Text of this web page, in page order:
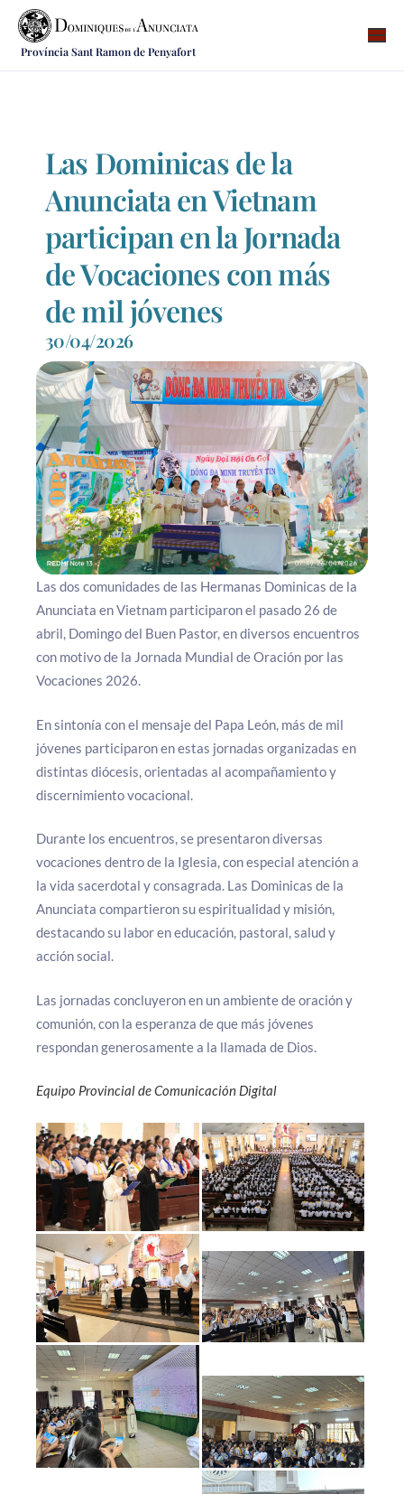
Província Sant Ramon de Penyafort
Qui som
Vocacions
Notícies
Recursos
Contacte
Las Dominicas de la
Anunciata en Vietnam
participan en la Jornada
de Vocaciones con más
de mil jóvenes
30/04/2026
Las dos comunidades de las Hermanas Dominicas de la
Anunciata en Vietnam participaron el pasado 26 de
abril, Domingo del Buen Pastor, en diversos encuentros
con motivo de la Jornada Mundial de Oración por las
Vocaciones 2026.
En sintonía con el mensaje del Papa León, más de mil
jóvenes participaron en estas jornadas organizadas en
distintas diócesis, orientadas al acompañamiento y
discernimiento vocacional.
Durante los encuentros, se presentaron diversas
vocaciones dentro de la Iglesia, con especial atención a
la vida sacerdotal y consagrada. Las Dominicas de la
Anunciata compartieron su espiritualidad y misión,
destacando su labor en educación, pastoral, salud y
acción social.
Las jornadas concluyeron en un ambiente de oración y
comunión, con la esperanza de que más jóvenes
respondan generosamente a la llamada de Dios.
Equipo Provincial de Comunicación Digital